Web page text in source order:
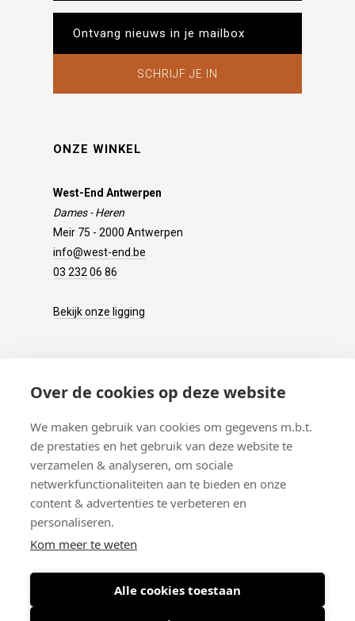
Over de cookies op deze website
We maken gebruik van cookies om gegevens m.b.t.
de prestaties en het gebruik van deze website te
verzamelen & analyseren, om sociale
netwerkfunctionaliteiten aan te bieden en onze
content & advertenties te verbeteren en
personaliseren.
Kom meer te weten
Alle cookies toestaan
SCHRIJF JE IN
ONZE WINKEL
West-End Antwerpen
Dames - Heren
Meir 75 - 2000 Antwerpen
info@west-end.be
03 232 06 86
Bekijk onze ligging
Verzenden
Retourneren
Betalen
Veelgestelde vragen
© 2026 West-End BV-Meir 75, 2000 Antwerpen (België)